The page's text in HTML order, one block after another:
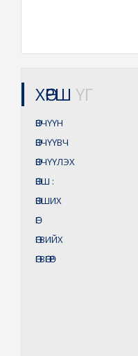
ХӨРШ ҮГ
ӨВЧҮҮН
ӨВЧҮҮВЧ
ӨВЧҮҮЛЭХ
ӨВШ :
ӨВШИХ
ӨГ
ӨГВИЙХ
ӨГВӨГӨР